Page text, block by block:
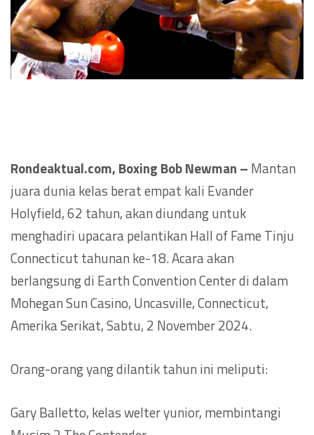
Rondeaktual.com, Boxing Bob Newman – Mantan
juara dunia kelas berat empat kali Evander
Holyfield, 62 tahun, akan diundang untuk
menghadiri upacara pelantikan Hall of Fame Tinju
Connecticut tahunan ke-18. Acara akan
berlangsung di Earth Convention Center di dalam
Mohegan Sun Casino, Uncasville, Connecticut,
Amerika Serikat, Sabtu, 2 November 2024.
Orang-orang yang dilantik tahun ini meliputi:
Gary Balletto, kelas welter yunior, membintangi